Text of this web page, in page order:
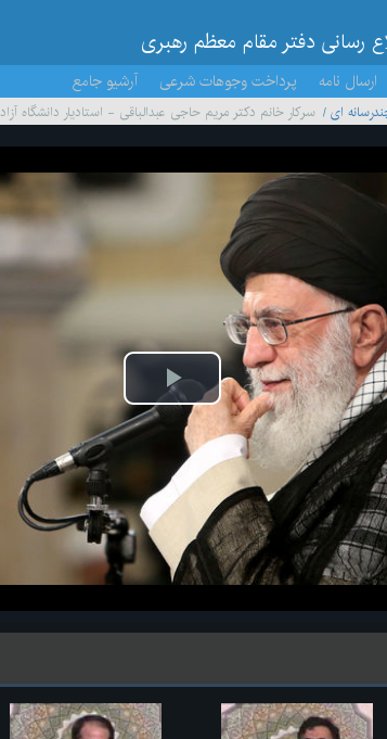
رسانی دفتر مقام معظم رهبری
ارسال نامه پرداخت وجوهات شرعی آرشیو جامع
ای سرکار خانم دکتر مریم حاجی عبدالباقی - استادیار دانشگاه آزاد
پخش
ویدیو